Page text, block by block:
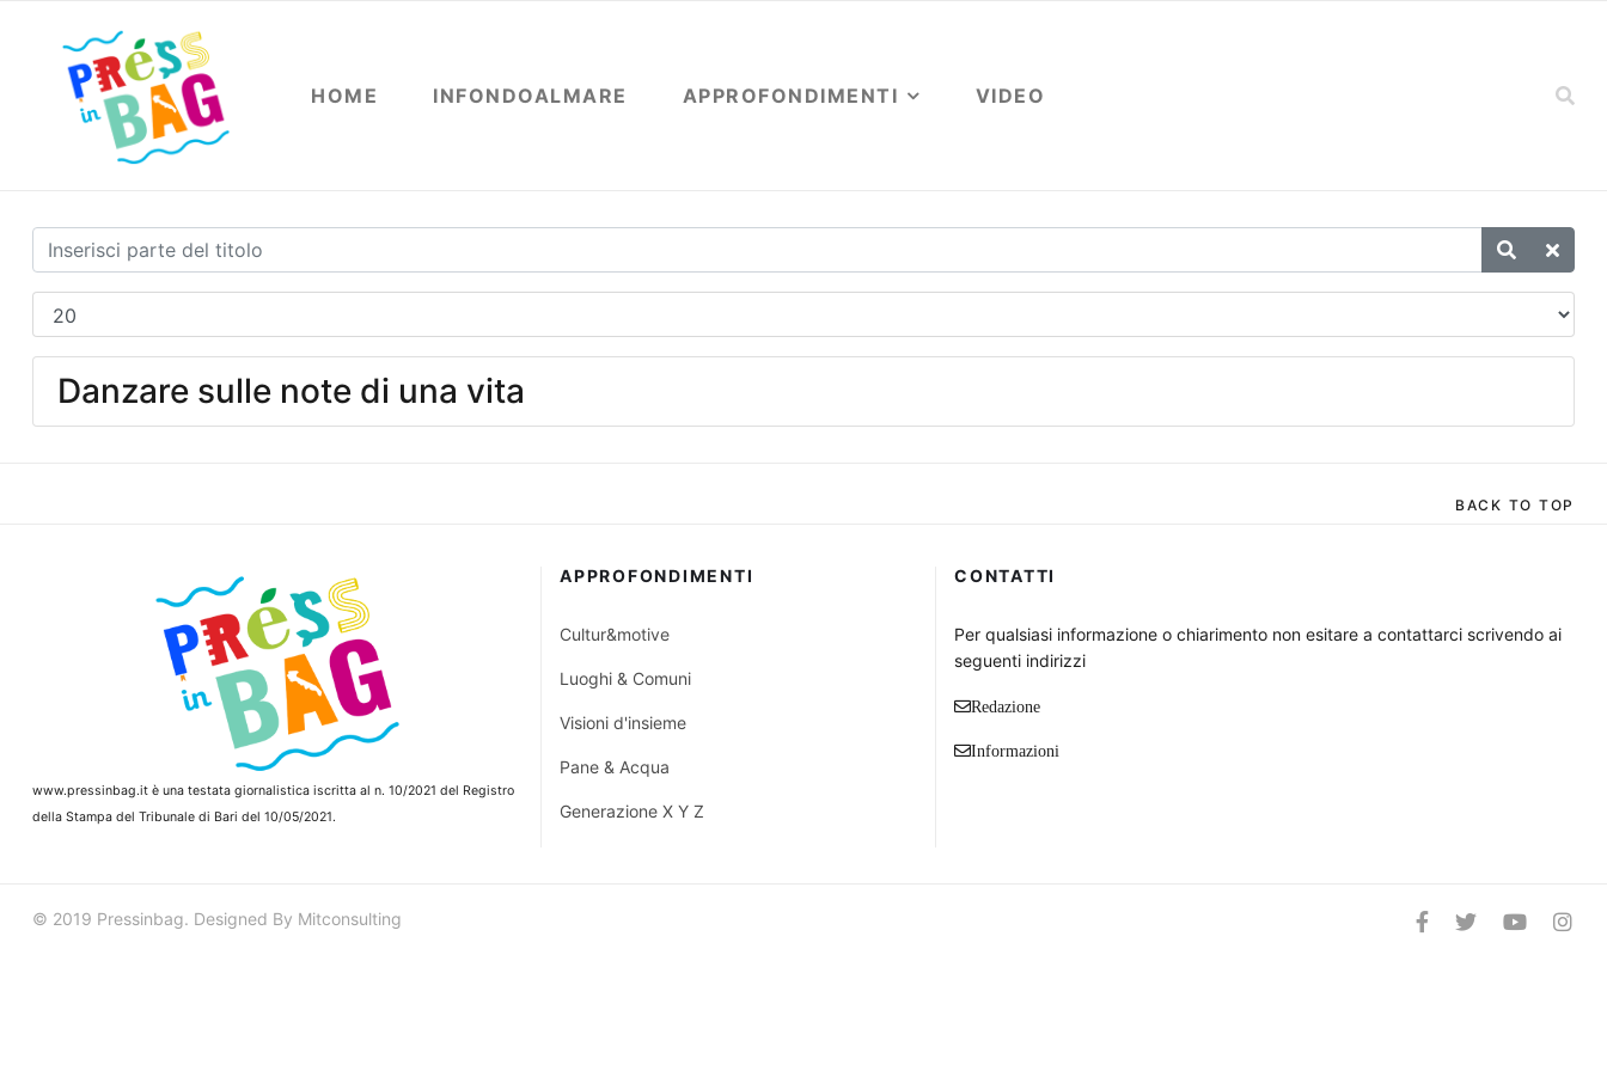
HOME INFONDOALMARE APPROFONDIMENTI VIDEO
Danzare sulle note di una vita
BACK TO TOP
www.pressinbag.it è una testata giornalistica iscritta al n. 10/2021 del Registro
della Stampa del Tribunale di Bari del 10/05/2021.
APPROFONDIMENTI
Cultur&motive
Luoghi & Comuni
Visioni d'insieme
Pane & Acqua
Generazione X Y Z
CONTATTI
Per qualsiasi informazione o chiarimento non esitare a contattarci scrivendo ai
seguenti indirizzi
Redazione
Informazioni
© 2019 Pressinbag. Designed By Mitconsulting